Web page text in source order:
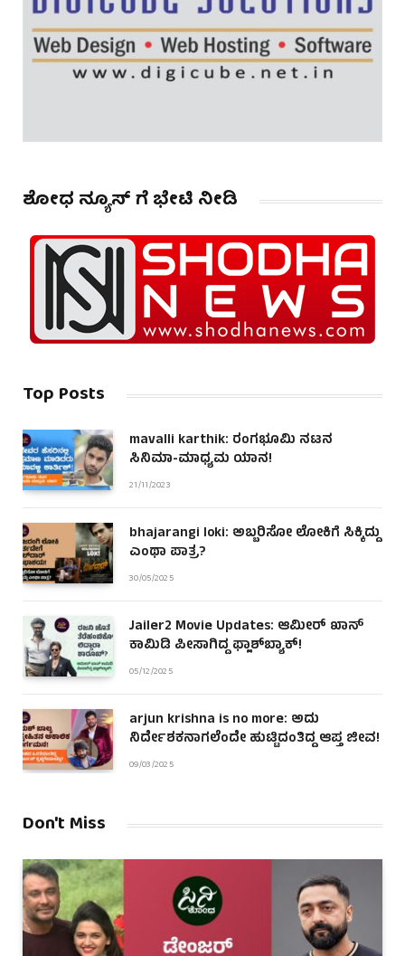
ಶೋಧ ನ್ಯೂಸ್ ಗೆ ಭೇಟಿ ನೀಡಿ
Top Posts
mavalli karthik: ರಂಗಭೂಮಿ ನಟನ
ಸಿನಿಮಾ-ಮಾಧ್ಯಮ ಯಾನ!
21/11/2023
bhajarangi loki: ಅಬ್ಬರಿಸೋ ಲೋಕಿಗೆ ಸಿಕ್ಕಿದ್ದು
ಎಂಥಾ ಪಾತ್ರ?
30/05/2025
Jailer2 Movie Updates: ಆಮೀರ್ ಖಾನ್
ಕಾಮಿಡಿ ಪೀಸಾಗಿದ್ದ ಫ್ಲಾಶ್‌ಬ್ಯಾಕ್!
05/12/2025
arjun krishna is no more: ಅದು
ನಿರ್ದೇಶಕನಾಗಲೆಂದೇ ಹುಟ್ಟಿದಂತಿದ್ದ ಆಪ್ತ ಜೀವ!
09/03/2025
Don't Miss